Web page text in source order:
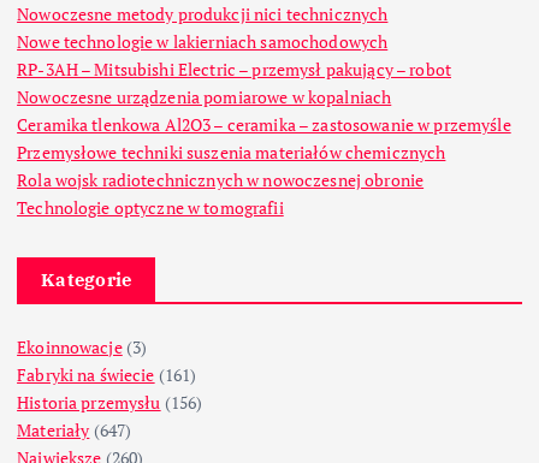
Nowoczesne metody produkcji nici technicznych
Nowe technologie w lakierniach samochodowych
RP-3AH – Mitsubishi Electric – przemysł pakujący – robot
Nowoczesne urządzenia pomiarowe w kopalniach
Ceramika tlenkowa Al2O3 – ceramika – zastosowanie w przemyśle
Przemysłowe techniki suszenia materiałów chemicznych
Rola wojsk radiotechnicznych w nowoczesnej obronie
Technologie optyczne w tomografii
Kategorie
Ekoinnowacje(3)
Fabryki na świecie (161)
Historia przemysłu (156)
Materiały (647)
Największe (260)